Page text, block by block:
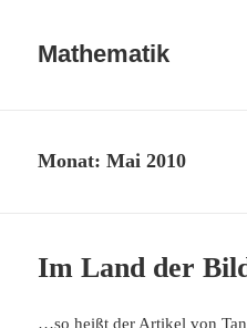
Mathematik
Monat:Mai 2010
Im Land der
…so heißt der Artikel von